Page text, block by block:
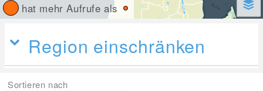
hat mehr Aufrufe als
Region einschränken
Sortieren nach